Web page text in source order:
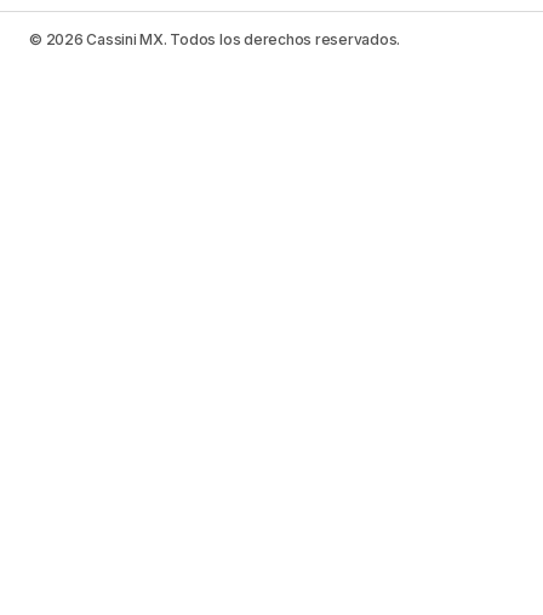
© 2026 Cassini MX. Todos los derechos reservados.